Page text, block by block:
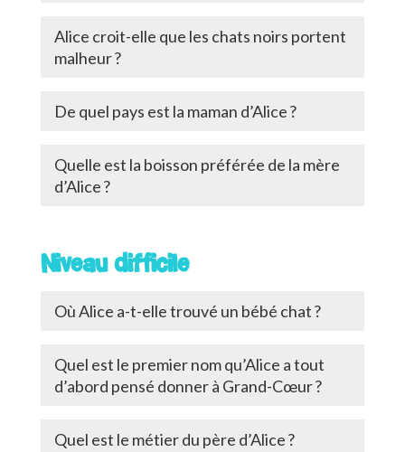
Alice croit-elle que les chats noirs portent
malheur ?
De quel pays est la maman d’Alice ?
Quelle est la boisson préférée de la mère
d’Alice ?
Niveau difficile
Où Alice a-t-elle trouvé un bébé chat ?
Quel est le premier nom qu’Alice a tout
d’abord pensé donner à Grand-Cœur ?
Quel est le métier du père d’Alice ?